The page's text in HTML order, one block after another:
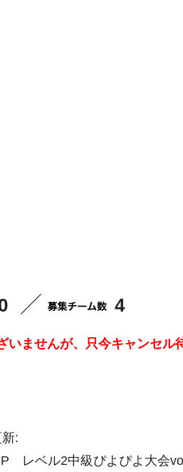
4
いませんが、只今キャンセル
:
レベル2中級ぴよぴよ大会